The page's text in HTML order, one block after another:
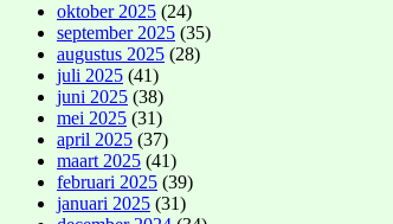
oktober 2025 (24)
september 2025 (35)
augustus 2025 (28)
juli 2025 (41)
juni 2025 (38)
mei 2025 (31)
april 2025 (37)
maart 2025 (41)
februari 2025 (39)
januari 2025 (31)